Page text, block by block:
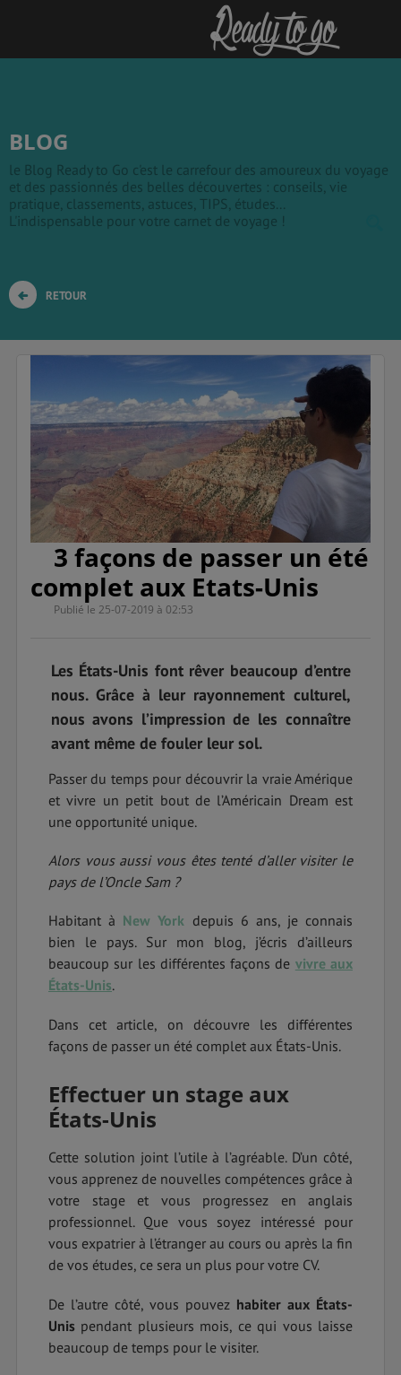
BLOG
le Blog Ready to Go c'est le carrefour des amoureux du voyage
et des passionnés des belles découvertes : conseils, vie
pratique, classements, astuces, TIPS, études...
L'indispensable pour votre carnet de voyage !
RETOUR
3 façons de passer un été
complet aux Etats-Unis
Publié le 25-07-2019 à 02:53
Les États-Unis font rêver beaucoup d’entre
nous. Grâce à leur rayonnement culturel,
nous avons l’impression de les connaître
avant même de fouler leur sol.
Passer du temps pour découvrir la vraie Amérique
et vivre un petit bout de l’Américain Dream est
une opportunité unique.
Alors vous aussi vous êtes tenté d’aller visiter le
pays de l’Oncle Sam ?
Habitant à New York depuis 6 ans, je connais
bien le pays. Sur mon blog, j’écris d’ailleurs
beaucoup sur les différentes façons de vivre aux
États-Unis.
Dans cet article, on découvre les différentes
façons de passer un été complet aux États-Unis.
Effectuer un stage aux
États-Unis
Cette solution joint l’utile à l’agréable. D’un côté,
vous apprenez de nouvelles compétences grâce à
votre stage et vous progressez en anglais
professionnel. Que vous soyez intéressé pour
vous expatrier à l’étranger au cours ou après la fin
de vos études, ce sera un plus pour votre CV.
De l’autre côté, vous pouvez habiter aux États-
Unis pendant plusieurs mois, ce qui vous laisse
beaucoup de temps pour le visiter.